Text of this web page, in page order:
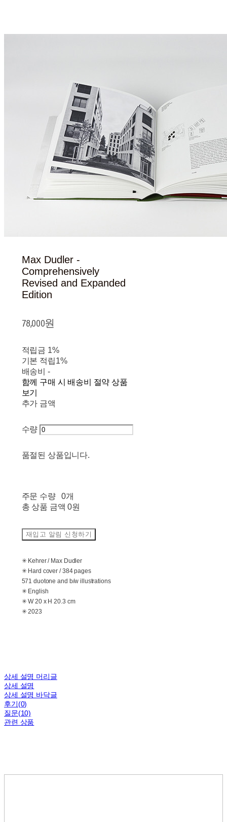
Max Dudler -
Comprehensively
Revised and Expanded
Edition
78,000원
적립금 1%
기본 적립1%
배송비 -
함께 구매 시 배송비 절약 상품
보기
추가 금액
수량
품절된 상품입니다.
주문 수량
0개
총 상품 금액 0원
재입고 알림 신청하기
✳ Kehrer / Max Dudler
✳ Hard cover / 384 pages
571 duotone and b/w illustrations
✳ English
✳ W 20 x H 20.3 cm
✳ 2023
상세 설명 머리글
상세 설명
상세 설명 바닥글
후기(0)
질문(10)
관련 상품